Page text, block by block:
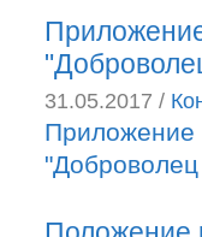
31.05.2017 /
Приложение